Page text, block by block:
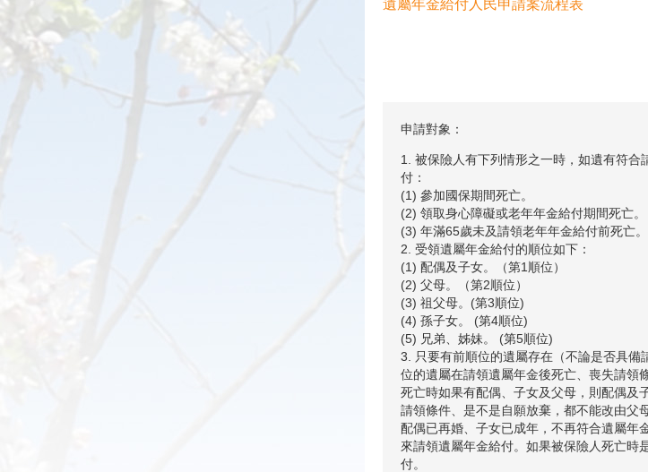
遺屬年金給付人民申請案流程表
申請對象：
1. 被保險人有下列情形之一時，如遺有符
付：
(1) 參加國保期間死亡。
(2) 領取身心障礙或老年年金給付期間死亡。
(3) 年滿65歲未及請領老年年金給付前死亡。
2. 受領遺屬年金給付的順位如下：
(1) 配偶及子女。（第1順位）
(2) 父母。（第2順位）
(3) 祖父母。(第3順位)
(4) 孫子女。 (第4順位)
(5) 兄弟、姊妹。 (第5順位)
3. 只要有前順位的遺屬存在（不論是否具
位的遺屬在請領遺屬年金後死亡、喪失請領
死亡時如果有配偶、子女及父母，則配偶及
請領條件、是不是自願放棄，都不能改由父
配偶已再婚、子女已成年，不再符合遺屬年
來請領遺屬年金給付。如果被保險人死亡時
付。